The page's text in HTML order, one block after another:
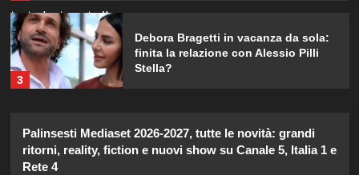
3
Debora Bragetti in vacanza da sola:
finita la relazione con Alessio Pilli
Stella?
Elisabetta Gregoraci incontra la
sorella in Costa Smeralda: momenti
da ricordare insieme.
Palinsesti Mediaset 2026-2027, tutte le novità: grandi
ritorni, reality, fiction e nuovi show su Canale 5, Italia 1 e
Rete 4